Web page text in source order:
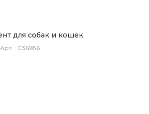
для собак и кошек
Арт. : 036986